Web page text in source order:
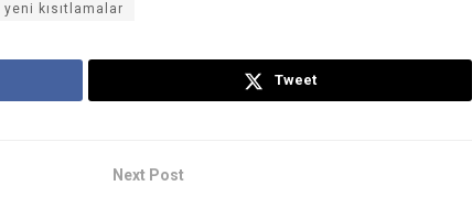
yeni kısıtlamalar
Tweet
Next Post